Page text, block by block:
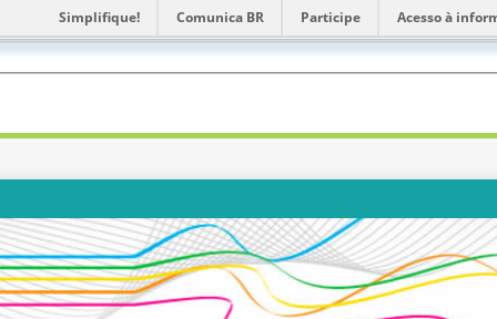
Simplifique! Comunica BR Participe Acesso à